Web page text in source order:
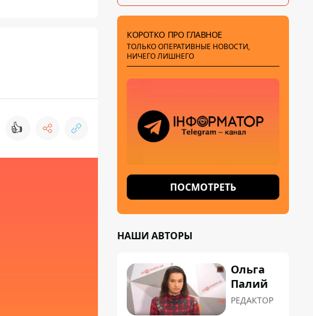
👍
КОРОТКО ПРО ГЛАВНОЕ
ТОЛЬКО ОПЕРАТИВНЫЕ НОВОСТИ,
НИЧЕГО ЛИШНЕГО
ПОСМОТРЕТЬ
НАШИ АВТОРЫ
Ольга
Палий
РЕДАКТОР